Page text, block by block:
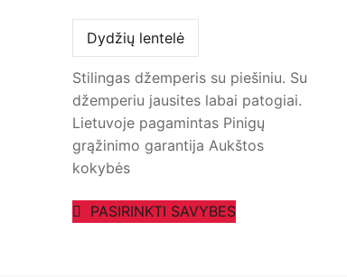
Dydžių lentelė
Stilingas džemperis su piešiniu. Su
džemperiu jausites labai patogiai.
Lietuvoje pagamintas Pinigų
grąžinimo garantija Aukštos
kokybės
PASIRINKTI SAVYBES